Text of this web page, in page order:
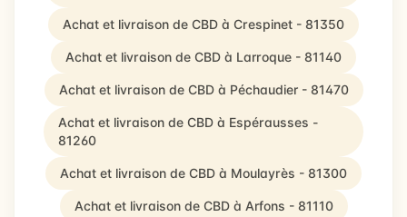
Achat et livraison de CBD à Crespinet - 81350
Achat et livraison de CBD à Larroque - 81140
Achat et livraison de CBD à Péchaudier - 81470
Achat et livraison de CBD à Espérausses -
81260
Achat et livraison de CBD à Moulayrès - 81300
Achat et livraison de CBD à Arfons - 81110